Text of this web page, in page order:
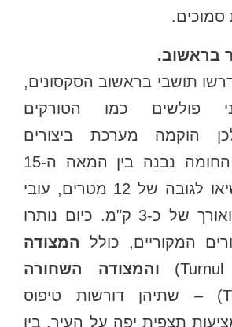
סמוכים.
בראשוב.
תושבי בראשוב הסקסונים,
פולשים כמו הטורקים
לכן הוקמה מערכת ביצורים
מקיפה. עיקר החומה נבנה בין המאה ה-15
ל-17 והגיע בשיאו לגובה של 12 מטרים, עובי
של 2 מטרים ואורך של כ-3 ק"מ. כיום נותרו
המקוריים, כולל
המצודה
והמצודה השחורה
(Turnul Negru) – שתיהן דורשות טיפוס
תצפית יפה על העיר. בין